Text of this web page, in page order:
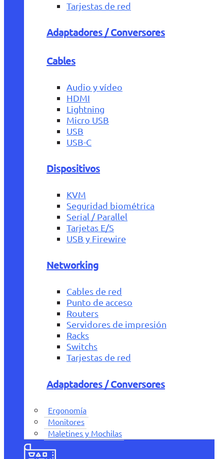
Tarjestas de red
Adaptadores / Conversores
Cables
Audio y vídeo
HDMI
Lightning
Micro USB
USB
USB-C
Dispositivos
KVM
Seguridad biométrica
Serial / Parallel
Tarjetas E/S
USB y Firewire
Networking
Cables de red
Punto de acceso
Routers
Servidores de impresión
Racks
Switchs
Tarjestas de red
Adaptadores / Conversores
Ergonomía
Monitores
Maletines y Mochilas